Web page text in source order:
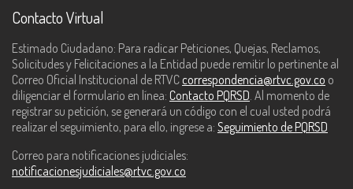
Contacto Virtual
Estimado Ciudadano: Para radicar Peticiones, Quejas, Reclamos,
Solicitudes y Felicitaciones a la Entidad puede remitir lo pertinente al
Correo Oficial Institucional de RTVC correspondencia@rtvc.gov.co o
diligenciar el formulario en línea: Contacto PQRSD. Al momento de
registrar su petición, se generará un código con el cual usted podrá
realizar el seguimiento, para ello, ingrese a: Seguimiento de PQRSD
Correo para notificaciones judiciales:
notificacionesjudiciales@rtvc.gov.co